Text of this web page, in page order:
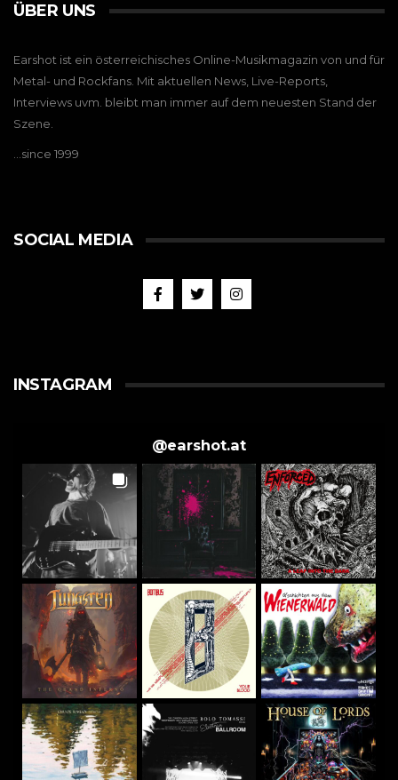
ÜBER UNS
Earshot ist ein österreichisches Online-Musikmagazin von und für
Metal- und Rockfans. Mit aktuellen News, Live-Reports,
Interviews uvm. bleibt man immer auf dem neuesten Stand der
Szene.
…since 1999
SOCIAL MEDIA
INSTAGRAM
@earshot.at